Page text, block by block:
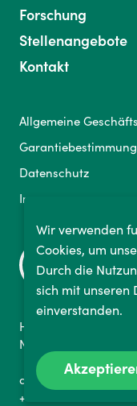
Forschung
Stellenangebote
Kontakt
Allgemeine
Datenschutz
Impressum
Hammfelddamm 4a
Neuss 41460,
+49 773 116 900 82
Wir verwenden
Cookies, um
Durch die
sich mit unseren
einverstanden.